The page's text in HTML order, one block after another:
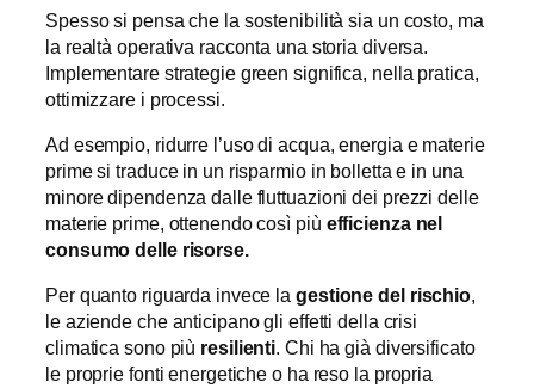
Spesso si pensa che la sostenibilità sia un costo, ma
la realtà operativa racconta una storia diversa.
Implementare strategie green significa, nella pratica,
ottimizzare i processi.
Ad esempio, ridurre l’uso di acqua, energia e materie
prime si traduce in un risparmio in bolletta e in una
minore dipendenza dalle fluttuazioni dei prezzi delle
materie prime, ottenendo così più efficienza nel
consumo delle risorse.
Per quanto riguarda invece la gestione del rischio,
le aziende che anticipano gli effetti della crisi
climatica sono più resilienti. Chi ha già diversificato
le proprie fonti energetiche o ha reso la propria